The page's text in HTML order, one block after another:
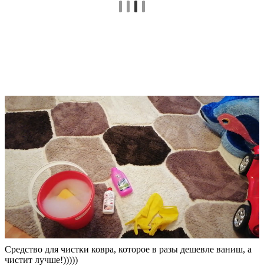
Средство для чистки ковра, которое в разы дешевле ваниш, а
чистит лучше!)))))